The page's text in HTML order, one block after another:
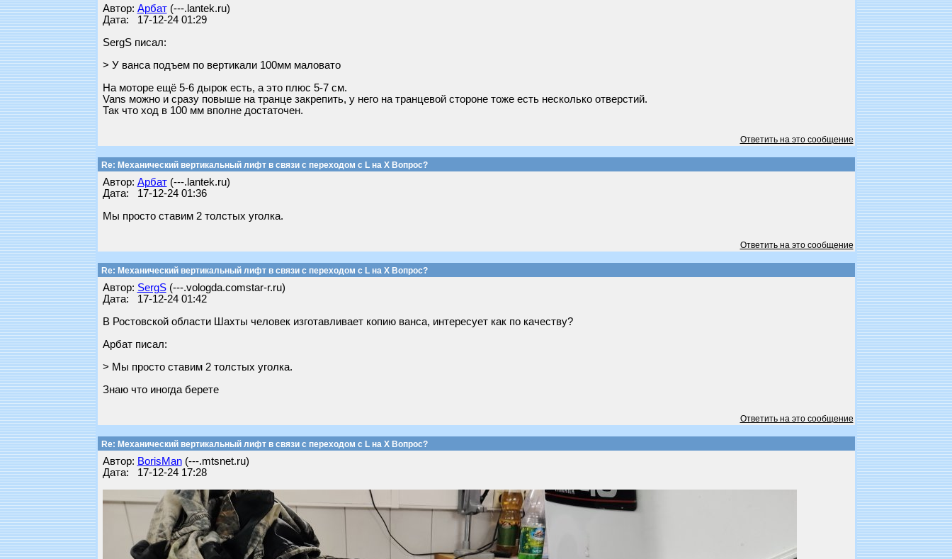
Автор: Арбат(---.lantek.ru)
Дата: 17-12-24 01:29
SergS писал:
> У ванса подъем по вертикали 100мм маловато
На моторе ещё 5-6 дырок есть, а это плюс 5-7 см.
Vans можно и сразу повыше на транце закрепить, у него на транцевой стороне тоже есть несколько отверстий.
Так что ход в 100 мм вполне достаточен.
Ответить на это сообщение
Re: Механический вертикальный лифт в связи с переходом с L на Х Вопрос?
Автор: Арбат(---.lantek.ru)
Дата: 17-12-24 01:36
Мы просто ставим 2 толстых уголка.
Ответить на это сообщение
Re: Механический вертикальный лифт в связи с переходом с L на Х Вопрос?
Автор: SergS(---.vologda.comstar-r.ru)
Дата: 17-12-24 01:42
В Ростовской области Шахты человек изготавливает копию ванса, интересует как по качеству?
Арбат писал:
> Мы просто ставим 2 толстых уголка.
Знаю что иногда берете
Ответить на это сообщение
Re: Механический вертикальный лифт в связи с переходом с L на Х Вопрос?
Автор: BorisMan(---.mtsnet.ru)
Дата: 17-12-24 17:28